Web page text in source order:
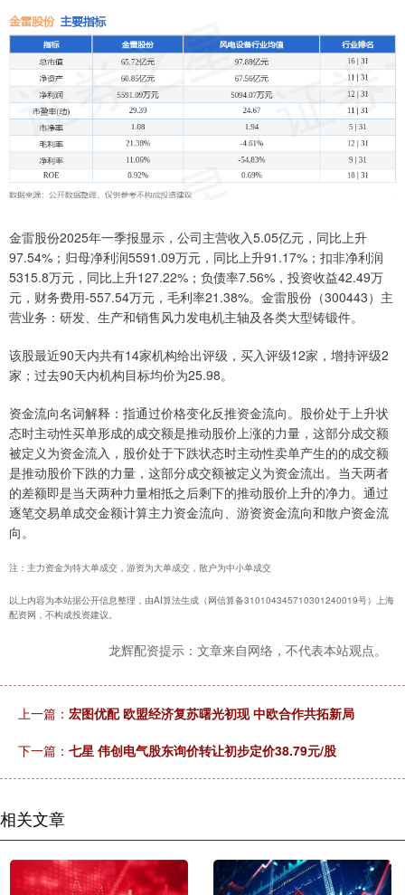
金雷股份2025年一季报显示，公司主营收入5.05亿元，同比上升
97.54%；归母净利润5591.09万元，同比上升91.17%；扣非净利润
5315.8万元，同比上升127.22%；负债率7.56%，投资收益42.49万
元，财务费用-557.54万元，毛利率21.38%。金雷股份（300443）主
营业务：研发、生产和销售风力发电机主轴及各类大型铸锻件。
该股最近90天内共有14家机构给出评级，买入评级12家，增持评级2
家；过去90天内机构目标均价为25.98。
资金流向名词解释：指通过价格变化反推资金流向。股价处于上升状
态时主动性买单形成的成交额是推动股价上涨的力量，这部分成交额
被定义为资金流入，股价处于下跌状态时主动性卖单产生的的成交额
是推动股价下跌的力量，这部分成交额被定义为资金流出。当天两者
的差额即是当天两种力量相抵之后剩下的推动股价上升的净力。通过
逐笔交易单成交金额计算主力资金流向、游资资金流向和散户资金流
向。
注：主力资金为特大单成交，游资为大单成交，散户为中小单成交
以上内容为本站据公开信息整理，由AI算法生成（网信算备310104345710301240019号）上海
配资网，不构成投资建议。
龙辉配资提示：文章来自网络，不代表本站观点。
上一篇： 宏图优配 欧盟经济复苏曙光初现 中欧合作共拓新局
下一篇： 七星 伟创电气股东询价转让初步定价38.79元/股
相关文章